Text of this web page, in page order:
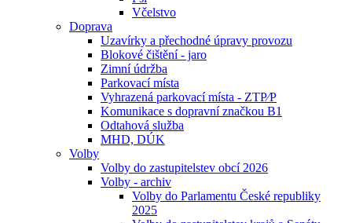
Včelstvo
Doprava
Uzavírky a přechodné úpravy provozu
Blokové čištění - jaro
Zimní údržba
Parkovací místa
Vyhrazená parkovací místa - ZTP⁄P
Komunikace s dopravní značkou B1
Odtahová služba
MHD, DÚK
Volby
Volby do zastupitelstev obcí 2026
Volby - archiv
Volby do Parlamentu České republiky
2025